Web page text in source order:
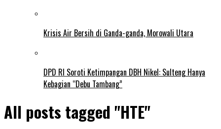
Krisis Air Bersih di Ganda-ganda, Morowali Utara
DPD RI Soroti Ketimpangan DBH Nikel: Sulteng Hanya
Kebagian “Debu Tambang”
All posts tagged "HTE"